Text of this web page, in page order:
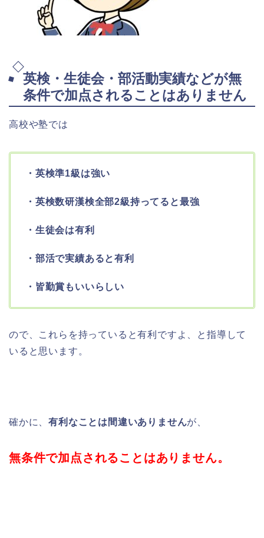
英検・生徒会・部活動実績などが無
条件で加点されることはありません
高校や塾では
・英検準1級は強い
・英検数研漢検全部2級持ってると最強
・生徒会は有利
・部活で実績あると有利
・皆勤賞もいいらしい
ので、これらを持っていると有利ですよ、と指導して
いると思います。
確かに、有利なことは間違いありませんが、
無条件で加点されることはありません。